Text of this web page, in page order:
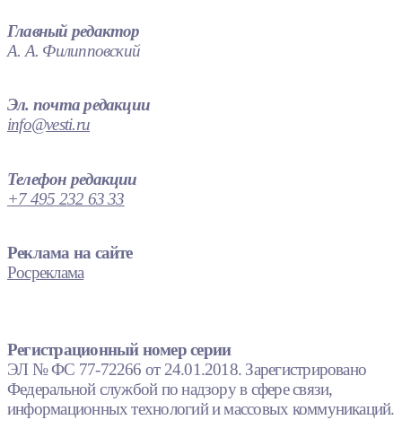
Главный редактор
А. А. Филипповский
Эл. почта редакции
info@vesti.ru
Телефон редакции
+7 495 232 63 33
Реклама на сайте
Росреклама
Регистрационный номер серии
ЭЛ № ФС 77-72266 от 24.01.2018. Зарегистрировано
Федеральной службой по надзору в сфере связи,
информационных технологий и массовых коммуникаций.